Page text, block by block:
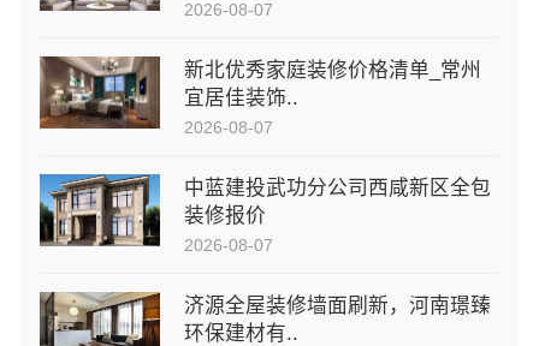
2026-08-07
新北优秀家庭装修价格清单_常州
宜居佳装饰..
2026-08-07
中蓝建投武功分公司西咸新区全包
装修报价
2026-08-07
济源全屋装修墙面刷新，河南璟臻
环保建材有..